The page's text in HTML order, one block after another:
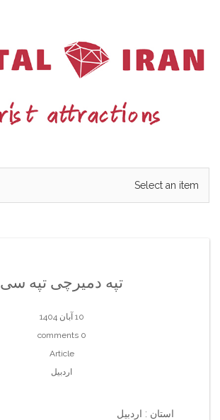
تپه دمیرچی تپه سی
10 آبان 1404
0 comments
Article
اردبیل
استان : اردبیل